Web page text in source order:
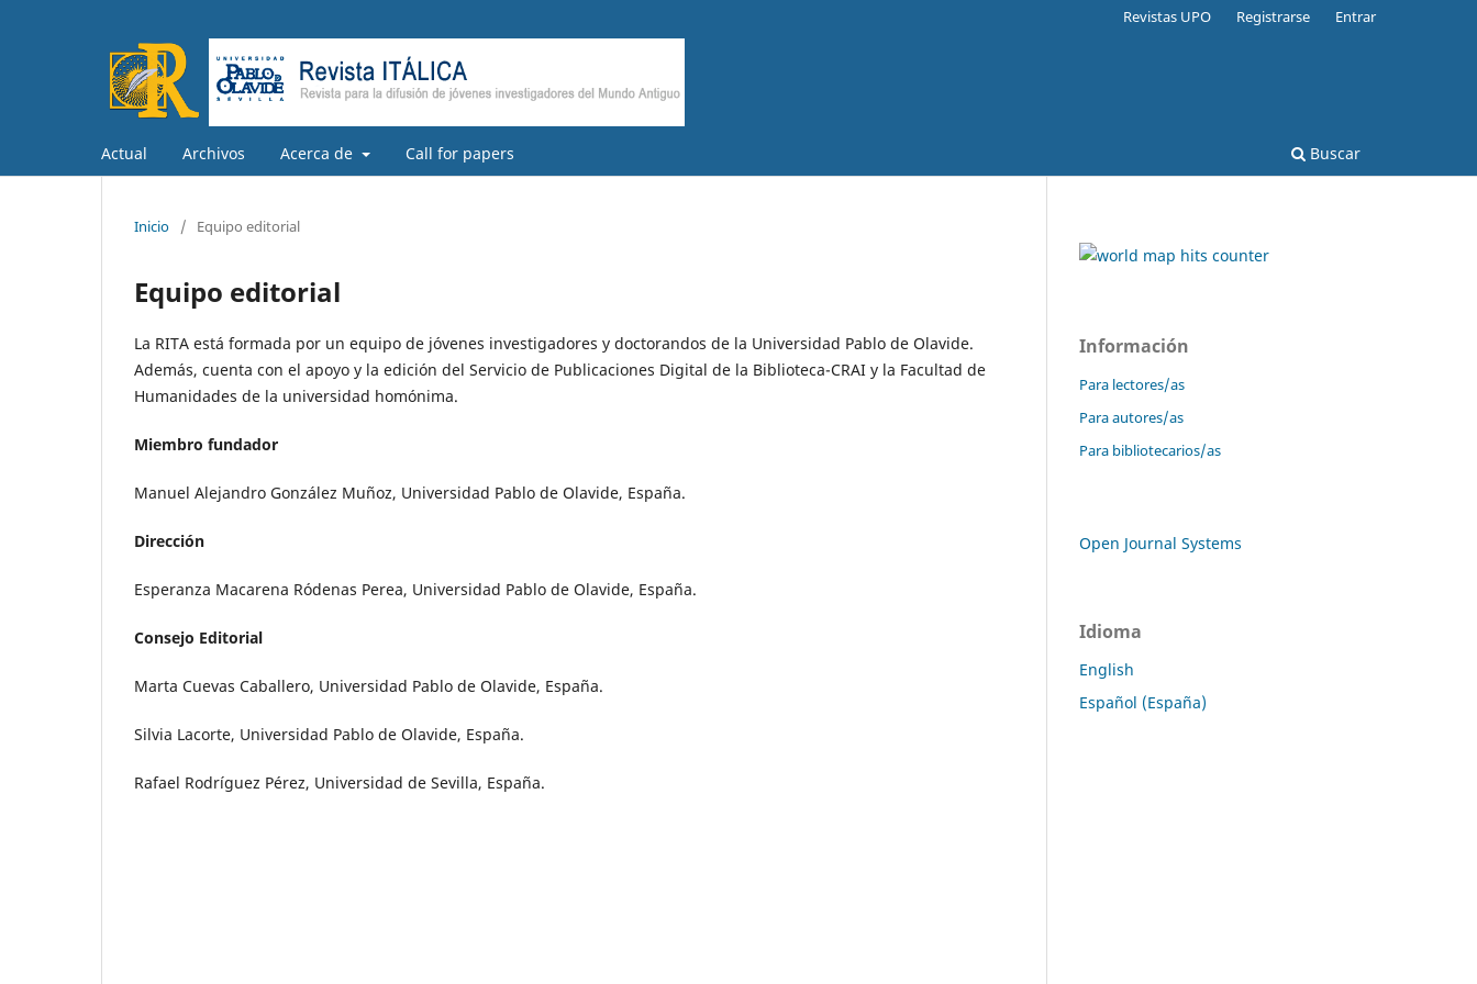
Actual Archivos Acerca de Call for papers Buscar
Revistas UPO Registrarse Entrar
Inicio / Equipo editorial
Equipo editorial
La RITA está formada por un equipo de jóvenes investigadores y doctorandos de la Universidad Pablo de Olavide.
Además, cuenta con el apoyo y la edición del Servicio de Publicaciones Digital de la Biblioteca-CRAI y la Facultad de
Humanidades de la universidad homónima.
Miembro fundador
Manuel Alejandro González Muñoz, Universidad Pablo de Olavide, España.
Dirección
Esperanza Macarena Ródenas Perea, Universidad Pablo de Olavide, España.
Consejo Editorial
Marta Cuevas Caballero, Universidad Pablo de Olavide, España.
Silvia Lacorte, Universidad Pablo de Olavide, España.
Rafael Rodríguez Pérez, Universidad de Sevilla, España.
Información
Para lectores/as
Para autores/as
Para bibliotecarios/as
Open Journal Systems
Idioma
English
Español (España)